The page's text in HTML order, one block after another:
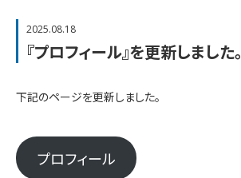
2025.08.18
『プロフィール』を更新しました。
下記のページを更新しました。
プロフィール